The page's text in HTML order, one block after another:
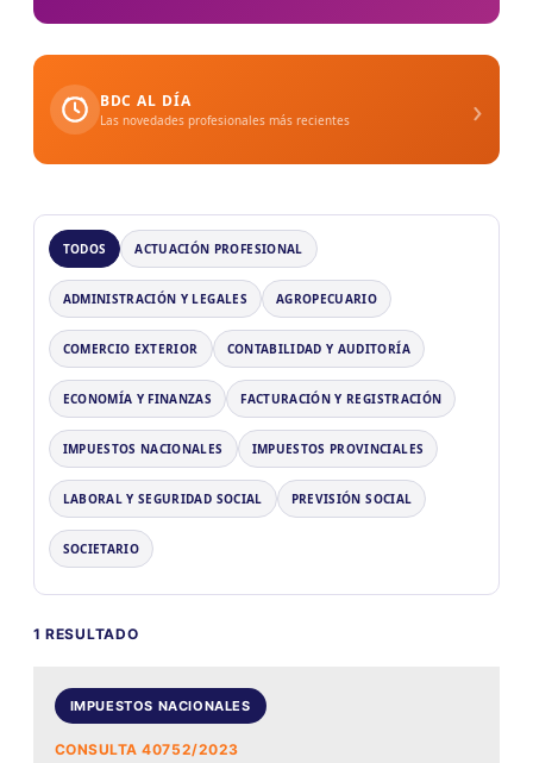
BDC AL DÍA
Las novedades profesionales más recientes ›
TODOS ACTUACIÓN PROFESIONAL
ADMINISTRACIÓN Y LEGALES AGROPECUARIO
COMERCIO EXTERIOR CONTABILIDAD Y AUDITORÍA
ECONOMÍA Y FINANZAS FACTURACIÓN Y REGISTRACIÓN
IMPUESTOS NACIONALES IMPUESTOS PROVINCIALES
LABORAL Y SEGURIDAD SOCIAL PREVISIÓN SOCIAL
SOCIETARIO
1 RESULTADO
IMPUESTOS NACIONALES
CONSULTA 40752/2023